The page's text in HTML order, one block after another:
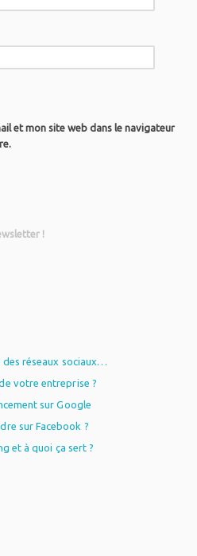
et mon site web dans le navigateur
!
des réseaux sociaux…
votre entreprise ?
sur Google
sur Facebook ?
et à quoi ça sert ?